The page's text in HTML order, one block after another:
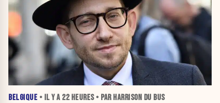
BELGIQUE • IL Y A 22 HEURES• PAR HARRISON DU BUS